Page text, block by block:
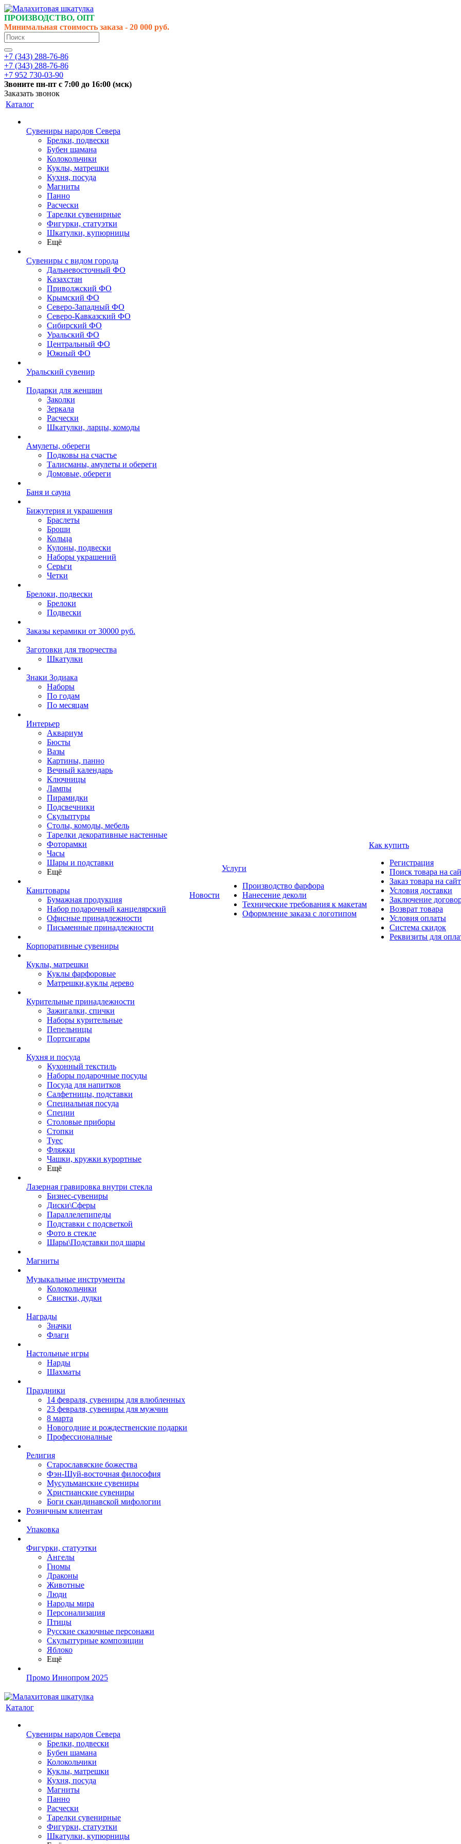
ПРОИЗВОДСТВО, ОПТ
Минимальная стоимость заказа - 20 000 руб.
+7 (343) 288-76-86
+7 (343) 288-76-86
+7 952 730-03-90
Звоните пн-пт с 7:00 до 16:00 (мск)
Заказать звонок
Каталог
Сувениры народов Севера
Брелки, подвески
Бубен шамана
Колокольчики
Куклы, матрешки
Кухня, посуда
Магниты
Панно
Расчески
Тарелки сувенирные
Фигурки, статуэтки
Шкатулки, купюрницы
Ещё
Сувениры с видом города
Дальневосточный ФО
Казахстан
Приволжский ФО
Крымский ФО
Северо-Западный ФО
Северо-Кавказский ФО
Сибирский ФО
Уральский ФО
Центральный ФО
Южный ФО
Уральский сувенир
Подарки для женщин
Заколки
Зеркала
Расчески
Шкатулки, ларцы, комоды
Амулеты, обереги
Подковы на счастье
Талисманы, амулеты и обереги
Домовые, обереги
Баня и сауна
Бижутерия и украшения
Браслеты
Броши
Кольца
Кулоны, подвески
Наборы украшений
Серьги
Четки
Брелоки, подвески
Брелоки
Подвески
Заказы керамики от 30000 руб.
Заготовки для творчества
Шкатулки
Знаки Зодиака
Наборы
По годам
По месяцам
Интерьер
Аквариум
Бюсты
Вазы
Картины, панно
Вечный календарь
Ключницы
Лампы
Пирамидки
Подсвечники
Скульптуры
Столы, комоды, мебель
Тарелки декоративные настенные
Фоторамки
Часы
Шары и подставки
Ещё
Канцтовары
Бумажная продукция
Набор подарочный канцелярский
Офисные принадлежности
Письменные принадлежности
Корпоративные сувениры
Куклы, матрешки
Куклы фарфоровые
Матрешки,куклы дерево
Курительные принадлежности
Зажигалки, спички
Наборы курительные
Пепельницы
Портсигары
Кухня и посуда
Кухонный текстиль
Наборы подарочные посуды
Посуда для напитков
Салфетницы, подставки
Специальная посуда
Специи
Столовые приборы
Стопки
Туес
Фляжки
Чашки, кружки курортные
Ещё
Лазерная гравировка внутри стекла
Бизнес-сувениры
Диски\Сферы
Параллелепипеды
Подставки с подсветкой
Фото в стекле
Шары\Подставки под шары
Магниты
Музыкальные инструменты
Колокольчики
Свистки, дудки
Награды
Значки
Флаги
Настольные игры
Нарды
Шахматы
Праздники
14 февраля, сувениры для влюбленных
23 февраля, сувениры для мужчин
8 марта
Новогодние и рождественские подарки
Профессионалные
Религия
Старославяские божества
Фэн-Шуй-восточная философия
Мусульманские сувениры
Христианские сувениры
Боги скандинавской мифологии
Розничным клиентам
Упаковка
Фигурки, статуэтки
Ангелы
Гномы
Драконы
Животные
Люди
Народы мира
Персонализация
Птицы
Русские сказочные персонажи
Скульптурные композиции
Яблоко
Ещё
Промо Иннопром 2025
Новости
Услуги
Производство фарфора
Нанесение деколи
Технические требования к макетам
Оформление заказа с логотипом
Как купить
Регистрация
Поиск товара на
Заказ товара на
Условия доставки
Заключение
Возврат товара
Условия оплаты
Система скидок
Реквизиты для
Каталог
Сувениры народов Севера
Брелки, подвески
Бубен шамана
Колокольчики
Куклы, матрешки
Кухня, посуда
Магниты
Панно
Расчески
Тарелки сувенирные
Фигурки, статуэтки
Шкатулки, купюрницы